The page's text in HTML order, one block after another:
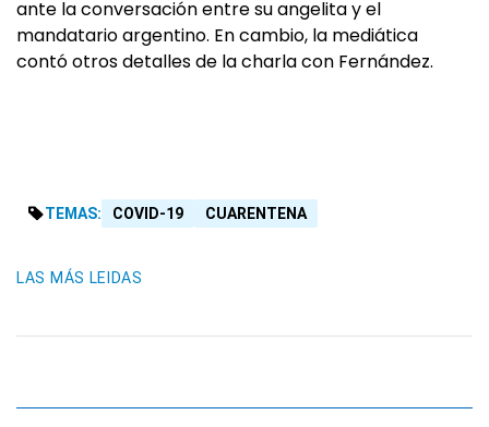
ante la conversación entre su angelita y el
mandatario argentino. En cambio, la mediática
contó otros detalles de la charla con Fernández.
TEMAS: COVID-19 CUARENTENA
LAS MÁS LEIDAS